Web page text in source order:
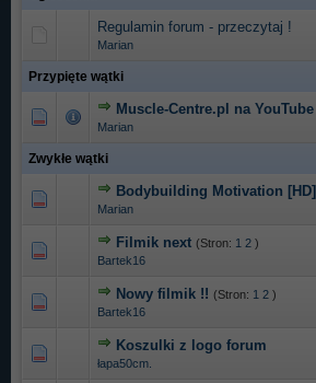
Regulamin forum - przeczytaj !
Marian
Przypięte wątki
Muscle-Centre.pl na
Marian
3 głosów - średnia ocena: 5
1 234 5
Zwykłe wątki
Bodybuilding Motivation
Marian
1 głosów - średnia ocena: 5
12345
Filmik next (Stron: 1 2 )
Bartek16
0 głosów - średnia ocena: 0 na 5
12345
Nowy filmik !! (Stron: 1 2 )
Bartek16
0 głosów - średnia ocena: 0 na 5
12345
Koszulki z logo forum
łapa50cm.
0 głosów - średnia ocena: 0 na 5
12345